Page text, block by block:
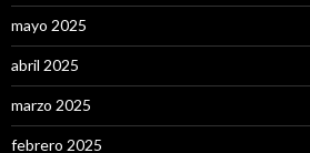
mayo 2025
abril 2025
marzo 2025
febrero 2025